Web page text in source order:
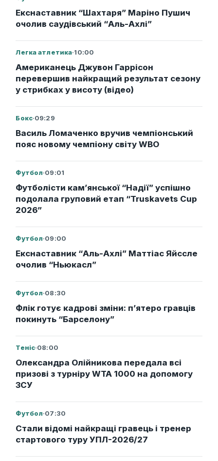
Екснаставник “Шахтаря” Маріно Пушич
очолив саудівський “Аль-Ахлі”
Легка атлетика·10:00
Американець Джувон Гаррісон
перевершив найкращий результат сезону
у стрибках у висоту (відео)
Бокс·09:29
Василь Ломаченко вручив чемпіонський
пояс новому чемпіону світу WBO
Футбол·09:01
Футболісти кам’янської “Надії” успішно
подолала груповий етап “Truskavets Cup
2026”
Футбол·09:00
Екснаставник “Аль-Ахлі” Маттіас Яйссле
очолив “Ньюкасл”
Футбол·08:30
Флік готує кадрові зміни: п’ятеро гравців
покинуть “Барселону”
Теніс·08:00
Олександра Олійникова передала всі
призові з турніру WTA 1000 на допомогу
ЗСУ
Футбол·07:30
Стали відомі найкращі гравець і тренер
стартового туру УПЛ-2026/27